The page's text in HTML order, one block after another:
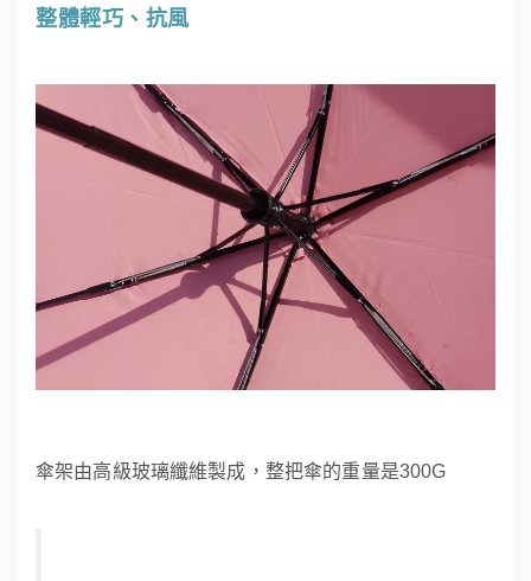
整體輕巧、抗風
傘架由高級玻璃纖維製成，整把傘的重量是300G